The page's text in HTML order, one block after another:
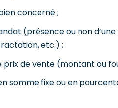
concerné ;
(présence ou non
etc.) ;
prix de vente (montant ou
somme fixe ou en